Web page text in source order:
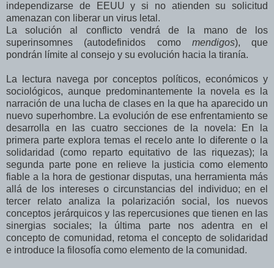
independizarse de EEUU y si no atienden su solicitud
amenazan con liberar un virus letal.
La solución al conflicto vendrá de la mano de los
superinsomnes (autodefinidos como mendigos), que
pondrán límite al consejo y su evolución hacia la tiranía.
La lectura navega por conceptos políticos, económicos y
sociológicos, aunque predominantemente la novela es la
narración de una lucha de clases en la que ha aparecido un
nuevo superhombre. La evolución de ese enfrentamiento se
desarrolla en las cuatro secciones de la novela: En la
primera parte explora temas el recelo ante lo diferente o la
solidaridad (como reparto equitativo de las riquezas); la
segunda parte pone en relieve la justicia como elemento
fiable a la hora de gestionar disputas, una herramienta más
allá de los intereses o circunstancias del individuo; en el
tercer relato analiza la polarización social, los nuevos
conceptos jerárquicos y las repercusiones que tienen en las
sinergias sociales; la última parte nos adentra en el
concepto de comunidad, retoma el concepto de solidaridad
e introduce la filosofía como elemento de la comunidad.